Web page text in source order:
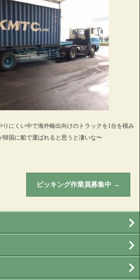
りにくい中で海外輸出向けのトラックを1台を積み
韓国に船で運ばれると思うと凄いな〜
ピッキング作業員募集中 →